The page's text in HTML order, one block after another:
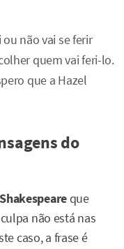
não vai se ferir
quem vai feri-lo.
que a Hazel
do
que
não está nas
caso, a frase é